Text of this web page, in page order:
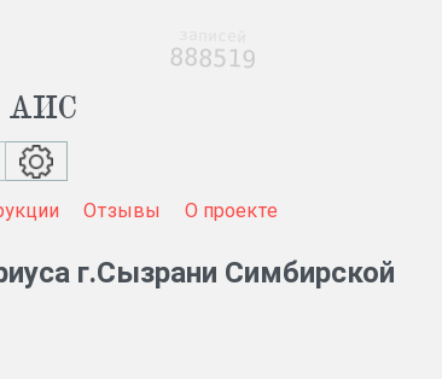
АИС
Отзывы О проекте
г.Сызрани Симбирской
888519